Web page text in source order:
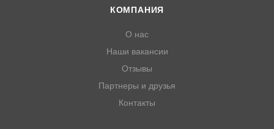
КОМПАНИЯ
О нас
Наши вакансии
Отзывы
Партнеры и друзья
Контакты